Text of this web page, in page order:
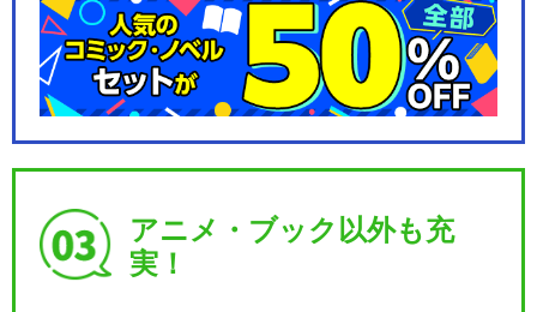
きかんしゃトーマス みんなあ
つまれ!しゅっぱつ…
劇場版 きかんしゃトーマス ト
アニメ・ブック以外も充
実！